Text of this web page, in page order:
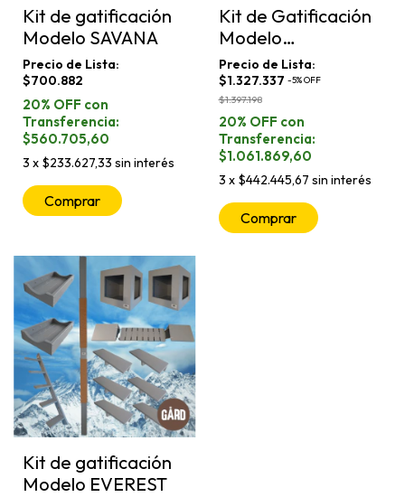
Kit de gatificación
Modelo SAVANA
$700.882
$560.705,60
3 x $233.627,33 sin interés
Comprar
Kit de Gatificación
Modelo
AMAZONAS
$1.327.337 -5%OFF
$1.397.198
$1.061.869,60
3 x $442.445,67 sin interés
Comprar
Kit de gatificación
Modelo EVEREST